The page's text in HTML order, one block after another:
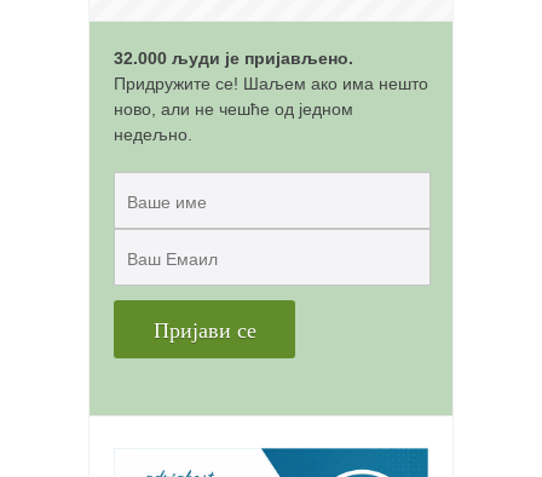
бесплатна е-књига
термини тренинга
моја прича
32.000 људи је пријављено.
Придружите се! Шаљем ако има нешто
ново, али не чешће од једном
недељно.